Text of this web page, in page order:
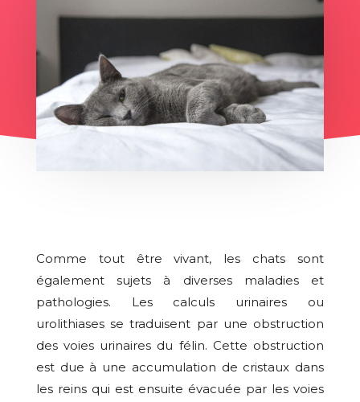
Comme tout être vivant, les chats sont
également sujets à diverses maladies et
pathologies. Les calculs urinaires ou
urolithiases se traduisent par une obstruction
des voies urinaires du félin. Cette obstruction
est due à une accumulation de cristaux dans
les reins qui est ensuite évacuée par les voies